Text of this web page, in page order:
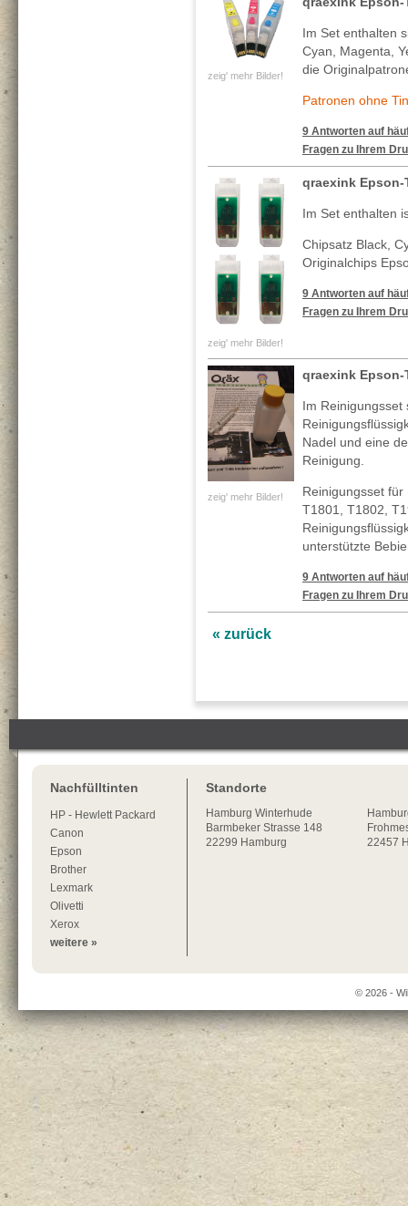
zeig' mehr Bilder!
Im Set enthalten
Cyan, Magenta,
die
Patronen ohne
9 Antworten auf
Fragen zu Ihrem
zeig' mehr Bilder!
qraexink Epson-
Im Set enthalten
Chipsatz Black,
Originalchips
9 Antworten auf
Fragen zu Ihrem
zeig' mehr Bilder!
qraexink Epson-
Im Reinigungsset
Nadel und eine
Reinigung.
Reinigungsset
T1801, T1802,
unterstützte
9 Antworten auf
Fragen zu Ihrem
« zurück
Nachfülltinten
HP - Hewlett Packard
Canon
Epson
Brother
Lexmark
Olivetti
Xerox
weitere »
Standorte
Hamburg Winterhude
Barmbeker Strasse 148
22299 Hamburg
22457
© 2026 -